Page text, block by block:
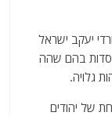
יעקב ישראל
בהם שהה
גלויה.
של יהודים